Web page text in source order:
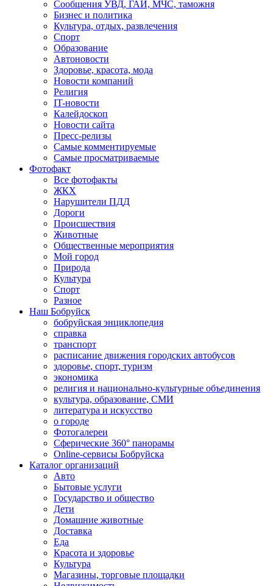
Сообщения УВД, ГАИ, МЧС, таможня
Бизнес и политика
Культура, отдых, развлечения
Спорт
Образование
Автоновости
Здоровье, красота, мода
Новости компаний
Религия
IT-новости
Калейдоскоп
Новости сайта
Пресс-релизы
Самые комментируемые
Самые просматриваемые
Фотофакт
Все фотофакты
ЖКХ
Нарушители ПДД
Дороги
Происшествия
Животные
Общественные мероприятия
Мой город
Природа
Культура
Спорт
Разное
Наш Бобруйск
бобруйская энциклопедия
справка
транспорт
расписание движения городских автобусов
здоровье, спорт, туризм
экономика
религия и национально-культурные объединения
культура, образование, СМИ
литература и искусство
о городе
Фотогалереи
Сферические 360° панорамы
Online-сервисы Бобруйска
Каталог организаций
Авто
Бытовые услуги
Государство и общество
Дети
Домашние животные
Доставка
Еда
Красота и здоровье
Культура
Магазины, торговые площадки